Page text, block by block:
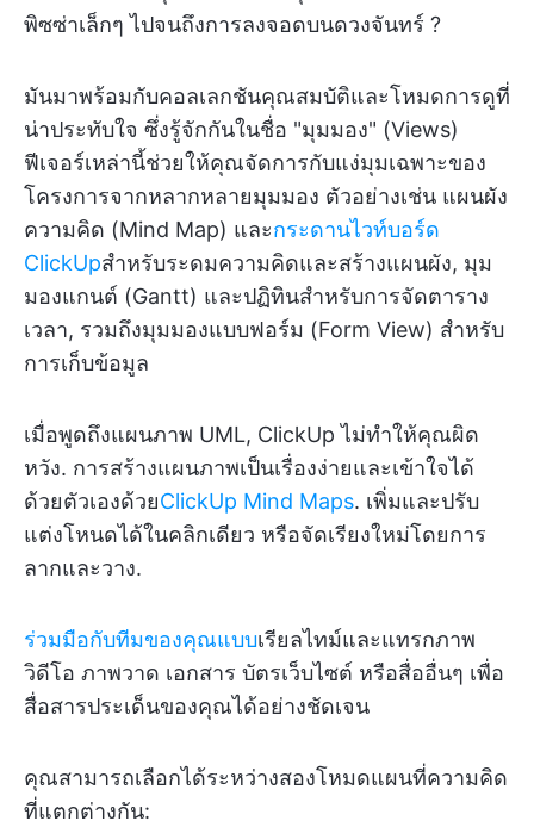
พิซซ่าเล็กๆ ไปจนถึงการลงจอดบนดวงจันทร์ ?
มันมาพร้อมกับคอลเลกชันคุณสมบัติและโหมดการดูที่
น่าประทับใจ ซึ่งรู้จักกันในชื่อ "มุมมอง" (Views)
ฟีเจอร์เหล่านี้ช่วยให้คุณจัดการกับแง่มุมเฉพาะของ
โครงการจากหลากหลายมุมมอง ตัวอย่างเช่น แผนผัง
ความคิด (Mind Map) และกระดานไวท์บอร์ด
ClickUpสำหรับระดมความคิดและสร้างแผนผัง, มุม
มองแกนต์ (Gantt) และปฏิทินสำหรับการจัดตาราง
เวลา, รวมถึงมุมมองแบบฟอร์ม (Form View) สำหรับ
การเก็บข้อมูล
เมื่อพูดถึงแผนภาพ UML, ClickUp ไม่ทำให้คุณผิด
หวัง. การสร้างแผนภาพเป็นเรื่องง่ายและเข้าใจได้
ด้วยตัวเองด้วยClickUp Mind Maps. เพิ่มและปรับ
แต่งโหนดได้ในคลิกเดียว หรือจัดเรียงใหม่โดยการ
ลากและวาง.
ร่วมมือกับทีมของคุณแบบเรียลไทม์และแทรกภาพ
วิดีโอ ภาพวาด เอกสาร บัตรเว็บไซต์ หรือสื่ออื่นๆ เพื่อ
สื่อสารประเด็นของคุณได้อย่างชัดเจน
คุณสามารถเลือกได้ระหว่างสองโหมดแผนที่ความคิด
ที่แตกต่างกัน: